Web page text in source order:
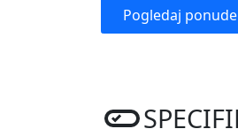
Pogledaj ponude